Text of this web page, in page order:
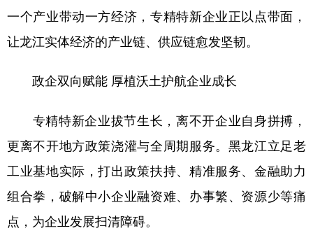
一个产业带动一方经济，专精特新企业正以点带面，
让龙江实体经济的产业链、供应链愈发坚韧。
政企双向赋能 厚植沃土护航企业成长
专精特新企业拔节生长，离不开企业自身拼搏，
更离不开地方政策浇灌与全周期服务。黑龙江立足老
工业基地实际，打出政策扶持、精准服务、金融助力
组合拳，破解中小企业融资难、办事繁、资源少等痛
点，为企业发展扫清障碍。